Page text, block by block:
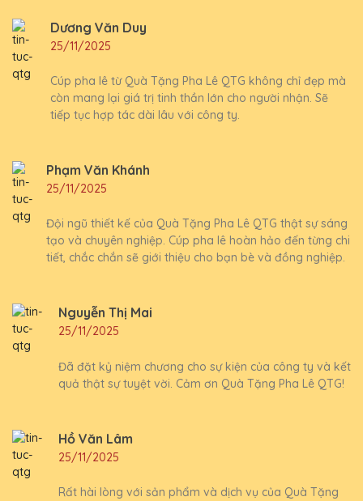
Dương Văn Duy
25/11/2025
Cúp pha lê từ Quà Tặng Pha Lê QTG không chỉ đẹp mà
còn mang lại giá trị tinh thần lớn cho người nhận. Sẽ
tiếp tục hợp tác dài lâu với công ty.
Phạm Văn Khánh
25/11/2025
Đội ngũ thiết kế của Quà Tặng Pha Lê QTG thật sự sáng
tạo và chuyên nghiệp. Cúp pha lê hoàn hảo đến từng chi
tiết, chắc chắn sẽ giới thiệu cho bạn bè và đồng nghiệp.
Nguyễn Thị Mai
25/11/2025
Đã đặt kỷ niệm chương cho sự kiện của công ty và kết
quả thật sự tuyệt vời. Cảm ơn Quà Tặng Pha Lê QTG!
Hồ Văn Lâm
25/11/2025
Rất hài lòng với sản phẩm và dịch vụ của Quà Tặng